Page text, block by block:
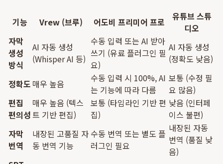
기능 Vrew (브루) 어도비 프리미어 프로
유튜브 스튜
디오
자막
생성
방식
AI 자동 생성
(Whisper AI 등)
수동 입력 또는 AI 받아
쓰기 (유료 플러그인 필
요)
AI 자동 생성
(정확도 낮음)
정확도 매우 높음
수동 입력 시 100%, AI
는 기능에 따라 다름
보통 (수정 필
요 많음)
편집
편의성
매우 높음 (텍스
트 기반 편집)
보통 (타임라인 기반 편
집)
낮음 (인터페
이스 불편)
자막
번역
내장된 고품질 자
동 번역 기능
수동 번역 또는 별도 플
러그인 필요
내장된 자동
번역 (품질 낮
음)